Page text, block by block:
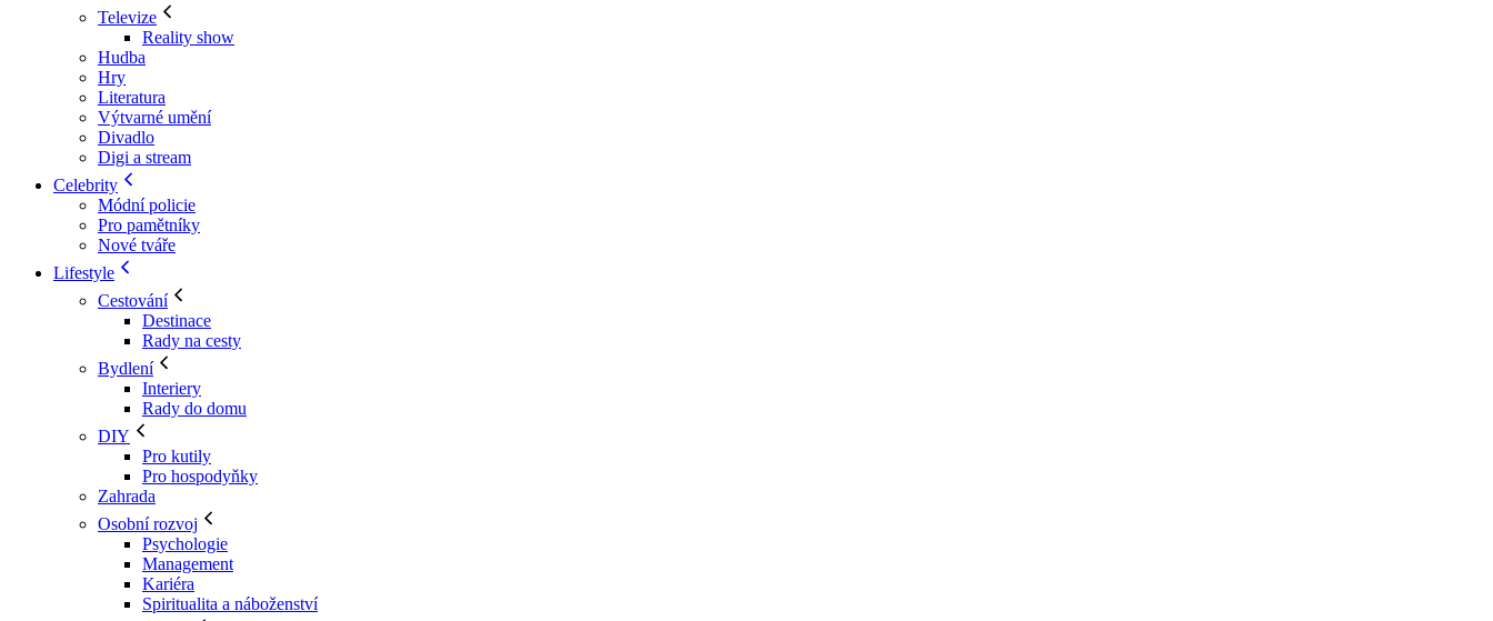
Televize
Reality show
Hudba
Hry
Literatura
Výtvarné umění
Divadlo
Digi a stream
Celebrity
Módní policie
Pro pamětníky
Nové tváře
Lifestyle
Cestování
Destinace
Rady na cesty
Bydlení
Interiery
Rady do domu
DIY
Pro kutily
Pro hospodyňky
Zahrada
Osobní rozvoj
Psychologie
Management
Kariéra
Spiritualita a náboženství